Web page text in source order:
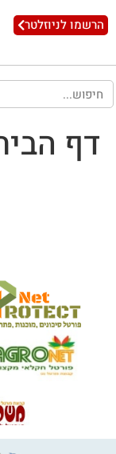
הרשמו לניוזלטר
דף